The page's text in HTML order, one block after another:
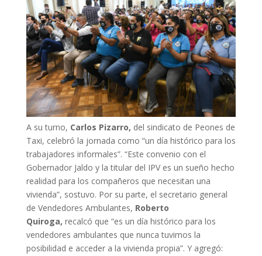
A su turno, Carlos Pizarro, del sindicato de Peones de
Taxi, celebró la jornada como “un día histórico para los
trabajadores informales”. “Este convenio con el
Gobernador Jaldo y la titular del IPV es un sueño hecho
realidad para los compañeros que necesitan una
vivienda”, sostuvo. Por su parte, el secretario general
de Vendedores Ambulantes, Roberto
Quiroga, recalcó que “es un día histórico para los
vendedores ambulantes que nunca tuvimos la
posibilidad e acceder a la vivienda propia”. Y agregó: